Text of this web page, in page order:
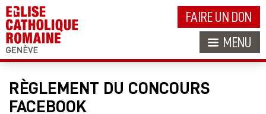
FAIRE UN DON
MENU
RÈGLEMENT DU CONCOURS
FACEBOOK